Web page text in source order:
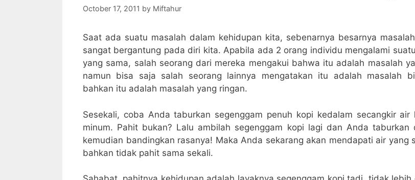
October 17, 2011 by Miftahur
Saat ada suatu masalah dalam kehidupan kita, sebenarnya besarnya
sangat bergantung pada diri kita. Apabila ada 2 orang individu mengalami
yang sama, salah seorang dari mereka mengakui bahwa itu adalah masalah
namun bisa saja salah seorang lainnya mengatakan itu adalah masalah
bahkan itu adalah masalah yang ringan.
Sesekali, coba Anda taburkan segenggam penuh kopi kedalam secangkir air
minum. Pahit bukan? Lalu ambilah segenggam kopi lagi dan Anda taburkan
kemudian bandingkan rasanya! Maka Anda sekarang akan mendapati air yang
bahkan tidak pahit sama sekali.